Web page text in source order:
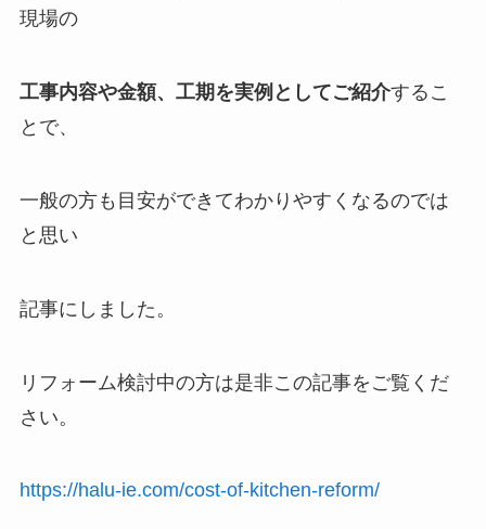
現場の
工事内容や金額、工期を実例としてご紹介するこ
とで、
一般の方も目安ができてわかりやすくなるのでは
と思い
記事にしました。
リフォーム検討中の方は是非この記事をご覧くだ
さい。
https://halu-ie.com/cost-of-kitchen-reform/